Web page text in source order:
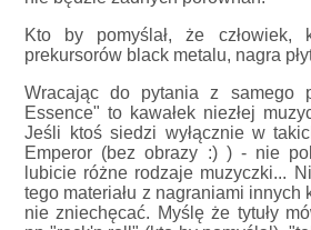
Kto by pomyślał, że człowiek,
prekursorów black metalu, nagra
Wracając do pytania z samego
Essence" to kawałek niezłej
Jeśli ktoś siedzi wyłącznie w
Emperor (bez obrazy :) ) - nie
lubicie różne rodzaje muzyczki...
tego materiału z nagraniami innych
nie zniechęcać. Myślę że tytuły